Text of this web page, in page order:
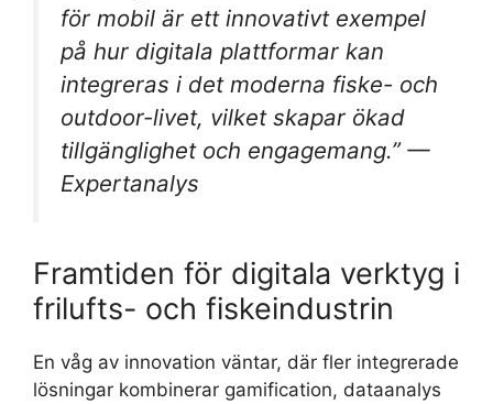
för mobil är ett innovativt exempel
på hur digitala plattformar kan
integreras i det moderna fiske- och
outdoor-livet, vilket skapar ökad
tillgänglighet och engagemang.” —
Expertanalys
Framtiden för digitala verktyg i
frilufts- och fiskeindustrin
En våg av innovation väntar, där fler integrerade
lösningar kombinerar gamification, dataanalys